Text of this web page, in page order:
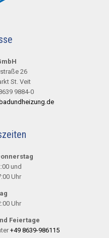
26
St. Veit
9884-0
und
Uhr
Uhr
Feiertage
+49 8639-986115